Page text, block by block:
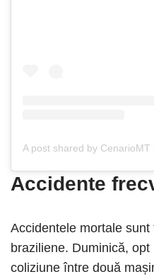
Accidente
Accidentele mortale
braziliene. Duminică,
coliziune între două